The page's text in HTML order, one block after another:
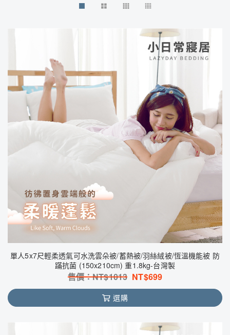
單人5x7尺輕柔透氣可水洗雲朵被/蓄熱被/羽絲絨被/恆溫機能被 防
蹣抗菌 (150x210cm) 重1.8kg-台灣製
售價：NT$1013 NT$699
選購